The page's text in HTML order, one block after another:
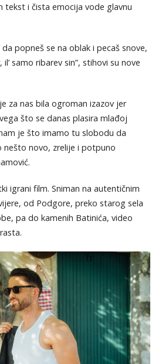
i čista emocija vode glavnu
popneš se na oblak i pecaš snove,
samo ribarev sin”, stihovi su nove
za nas bila ogroman izazov jer
što se danas plasira mlađoj
je što imamo tu slobodu da
nešto novo, zrelije i potpuno
igrani film. Sniman na autentičnim
od Podgore, preko starog sela
pa do kamenih Batinića, video